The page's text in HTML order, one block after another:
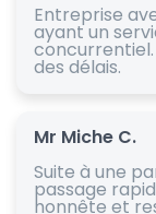
Entreprise
ayant un
des délais.
Mr Miche C.
Suite à une
passage
honnête et